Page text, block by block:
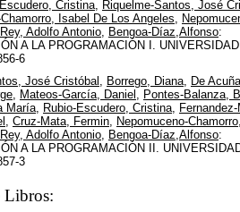
Cristina, Riquelme-Santos, José
Isabel De Los Angeles,
Adolfo Antonio, Bengoa-Díaz,Alfonso:
A LA PROGRAMACIÓN I.
6
José Cristóbal , Borrego, Diana, De
, Mateos-García, Daniel , Pontes-Balanza,
María, Rubio-Escudero, Cristina,
, Cruz-Mata, Fermin, Nepomuceno-
Adolfo Antonio, Bengoa-Díaz,Alfonso:
A LA PROGRAMACIÓN II.
3
Libros: